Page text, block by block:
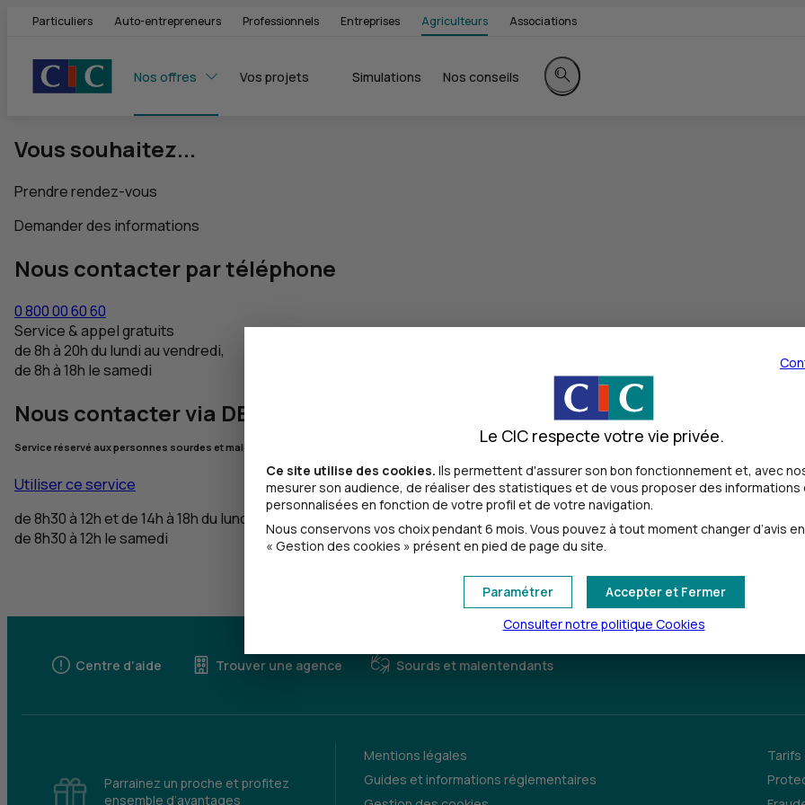
Particuliers Auto-entrepreneurs Professionnels Entreprises Agriculteurs Associations
Nos offres Vos projets Simulations Nos conseils
Rechercher sur le site
Vous souhaitez...
Prendre rendez-vous
Demander des informations
Nous contacter par téléphone
0 800 00 60 60
Service & appel gratuits
de 8h à 20h du lundi au vendredi,
de 8h à 18h le samedi
Nous contacter via DEAFI
Service réservé aux personnes sourdes et malentendantes
Utiliser ce service
de 8h30 à 12h et de 14h à 18h du lundi au vendredi,
de 8h30 à 12h le samedi
Centre d'aide Trouver une agence Sourds et malentendants
Parrainez un proche et profitez
ensemble d’avantages
Mentions légales
Guides et informations réglementaires
Le CIC respecte votre vie privée.
Ce site utilise des cookies. Ils permettent d'assurer son bon fonctionnement et, avec
mesurer son audience, de réaliser des statistiques et de vous proposer des informations
personnalisées en fonction de votre profil et de votre navigation.
Nous conservons vos choix pendant 6 mois. Vous pouvez à tout moment changer d’avis
« Gestion des cookies » présent en pied de page du site.
Accepter et Fermer
Paramétrer
Consulter notre politique Cookies